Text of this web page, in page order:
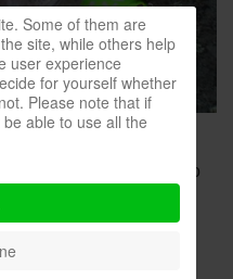
дошли руки.
поехать на базу,нужно
не
подчиниться
более чем по десять
Some of them are
site, while others help
user experience
for yourself whether
Please note that if
able to use all the